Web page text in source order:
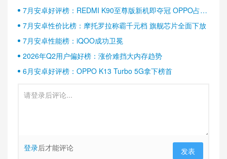
7月安卓好评榜：REDMI K90至尊版新机即夺冠 OPPO占据
半壁江山
7月安卓性价比榜：摩托罗拉称霸千元档 旗舰芯片全面下放
7月安卓性能榜：iQOO成功卫冕
2026年Q2用户偏好榜：涨价难挡大内存趋势
6月安卓好评榜：OPPO K13 Turbo 5G拿下榜首
登录后才能评论 发表